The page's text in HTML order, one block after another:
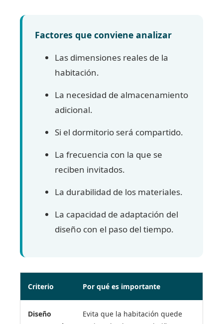
Factores que conviene analizar
Las dimensiones reales de la
habitación.
La necesidad de almacenamiento
adicional.
Si el dormitorio será compartido.
La frecuencia con la que se
reciben invitados.
La durabilidad de los materiales.
La capacidad de adaptación del
diseño con el paso del tiempo.
Criterio Por qué es importante
Diseño
Evita que la habitación quede